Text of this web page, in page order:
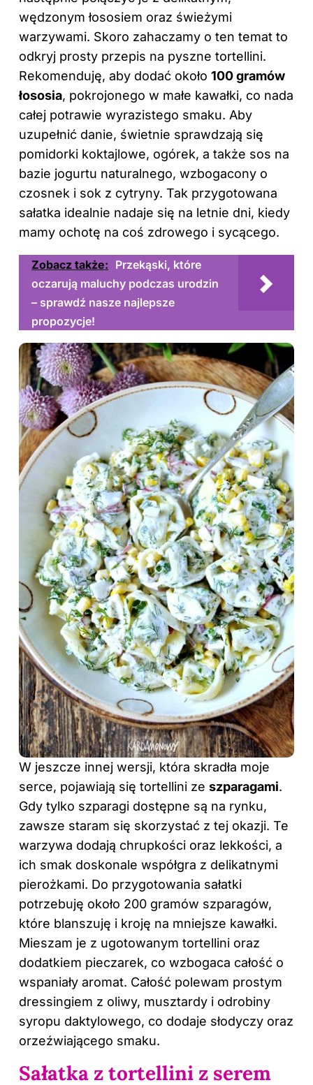
wędzonym łososiem oraz świeżymi
warzywami. Skoro zahaczamy o ten temat to
odkryj prosty przepis na pyszne tortellini.
Rekomenduję, aby dodać około 100 gramów
łososia, pokrojonego w małe kawałki, co nada
całej potrawie wyrazistego smaku. Aby
uzupełnić danie, świetnie sprawdzają się
pomidorki koktajlowe, ogórek, a także sos na
bazie jogurtu naturalnego, wzbogacony o
czosnek i sok z cytryny. Tak przygotowana
sałatka idealnie nadaje się na letnie dni, kiedy
mamy ochotę na coś zdrowego i sycącego.
Zobacz także: Przekąski, które
oczarują maluchy podczas urodzin
– sprawdź nasze najlepsze
propozycje!
W jeszcze innej wersji, która skradła moje
serce, pojawiają się tortellini ze szparagami.
Gdy tylko szparagi dostępne są na rynku,
zawsze staram się skorzystać z tej okazji. Te
warzywa dodają chrupkości oraz lekkości, a
ich smak doskonale współgra z delikatnymi
pierożkami. Do przygotowania sałatki
potrzebuję około 200 gramów szparagów,
które blanszuję i kroję na mniejsze kawałki.
Mieszam je z ugotowanym tortellini oraz
dodatkiem pieczarek, co wzbogaca całość o
wspaniały aromat. Całość polewam prostym
dressingiem z oliwy, musztardy i odrobiny
syropu daktylowego, co dodaje słodyczy oraz
orzeźwiającego smaku.
Sałatka z tortellini z serem